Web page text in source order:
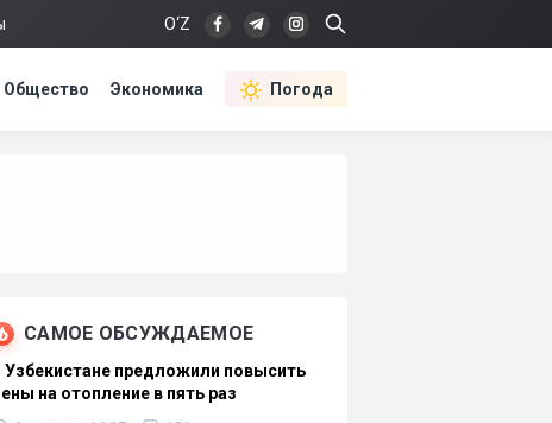
O‘Z
Общество Экономика Погода
САМОЕ ОБСУЖДАЕМОЕ
Узбекистане предложили повысить
на отопление в пять раз